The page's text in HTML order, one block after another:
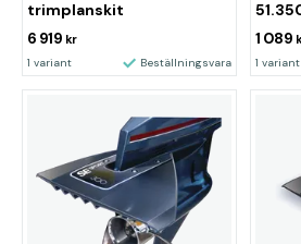
trimplanskit
6 919 kr
1 variant Beställningsvara
1 089
1 variant